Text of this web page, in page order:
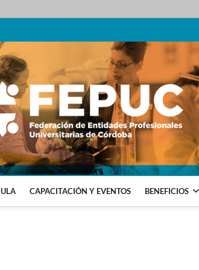
DE CÓRDOBA
CAPACITACIÓN Y EVENTOS BENEFICIOS